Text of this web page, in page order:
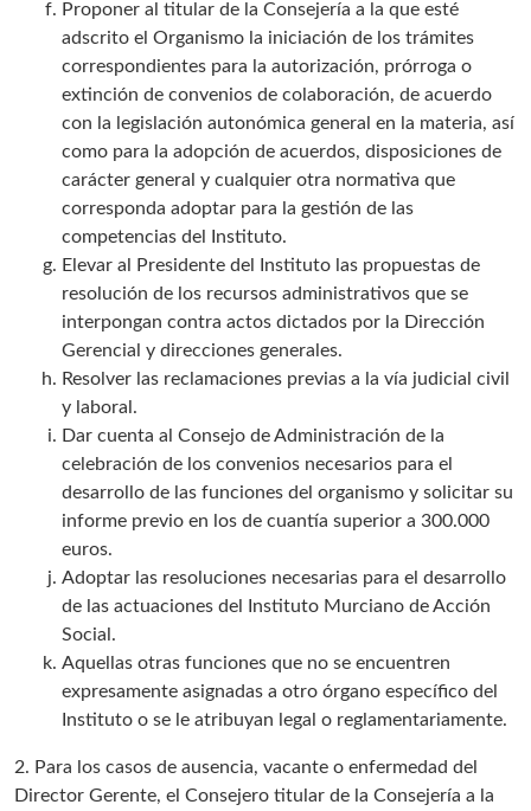
Proponer al titular de la Consejería a la que esté
adscrito el Organismo la iniciación de los trámites
correspondientes para la autorización, prórroga o
extinción de convenios de colaboración, de acuerdo
con la legislación autonómica general en la materia, así
como para la adopción de acuerdos, disposiciones de
carácter general y cualquier otra normativa que
corresponda adoptar para la gestión de las
competencias del Instituto.
Elevar al Presidente del Instituto las propuestas de
resolución de los recursos administrativos que se
interpongan contra actos dictados por la Dirección
Gerencial y direcciones generales.
Resolver las reclamaciones previas a la vía judicial civil
y laboral.
Dar cuenta al Consejo de Administración de la
celebración de los convenios necesarios para el
desarrollo de las funciones del organismo y solicitar su
informe previo en los de cuantía superior a 300.000
euros.
Adoptar las resoluciones necesarias para el desarrollo
de las actuaciones del Instituto Murciano de Acción
Social.
Aquellas otras funciones que no se encuentren
expresamente asignadas a otro órgano específico del
Instituto o se le atribuyan legal o reglamentariamente.
2. Para los casos de ausencia, vacante o enfermedad del
Director Gerente, el Consejero titular de la Consejería a la